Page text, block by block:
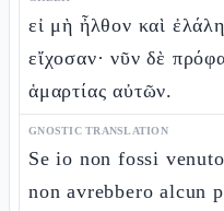
εἰ μὴ ἦλθον καὶ
εἴχοσαν· νῦν δὲ
ἁμαρτίας αὐτῶν.
GNOSTIC TRANSLATION
Se io non fossi
non avrebbero alcun